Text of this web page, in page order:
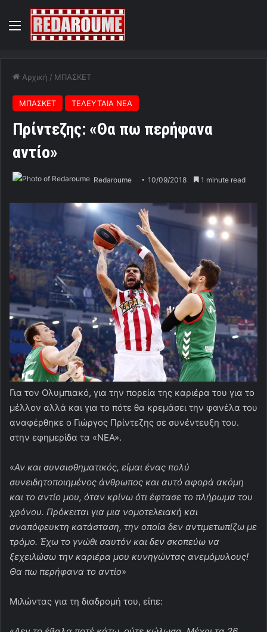
Menu
Αρχική / ΜΠΑΣΚΕΤ
ΜΠΑΣΚΕΤ ΤΕΛΕΥΤΑΙΑ ΝΕΑ
Πρίντεζης: «Θα πω περήφανα
αντίο»
Redaroume 10/09/2018 1 minute read
Για τον Ολυμπιακό, για την πορεία της καριέρα του για το
μέλλον αλλά και για το πότε θα κρεμάσει την φανέλα του
αναφέρθηκε ο Γιώργος Πρίντεζης σε συνέντευξη του.
στην εφημερίδα τα «ΝΕΑ».
«Αν και συναισθηματικός, είμαι ένας πολύ
συνειδητοποιημένος άνθρωπος και αυτό αφορά ακόμη
και το αντίο μου, όταν κρίνω ότι έφτασε το πλήρωμα του
χρόνου. Πρόκειται για μια νομοτελειακή και
αναπόφευκτη κατάσταση, την οποία δεν αντιμετωπίζω με
τρόμο. Έχω το γνώθι σαυτόν και δεν σκοπεύω να
ξεχειλώσω την καριέρα μου κυνηγώντας ανεμόμυλους!
Θα πω περήφανα το αντίο»
Μιλώντας για τη διαδρομή του, είπε: